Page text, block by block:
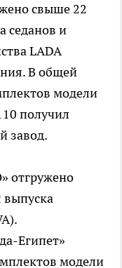
свыше 22
седанов и
LADA
В общей
модели
получил
завод.
отгружено
выпуска
Египет»
модели